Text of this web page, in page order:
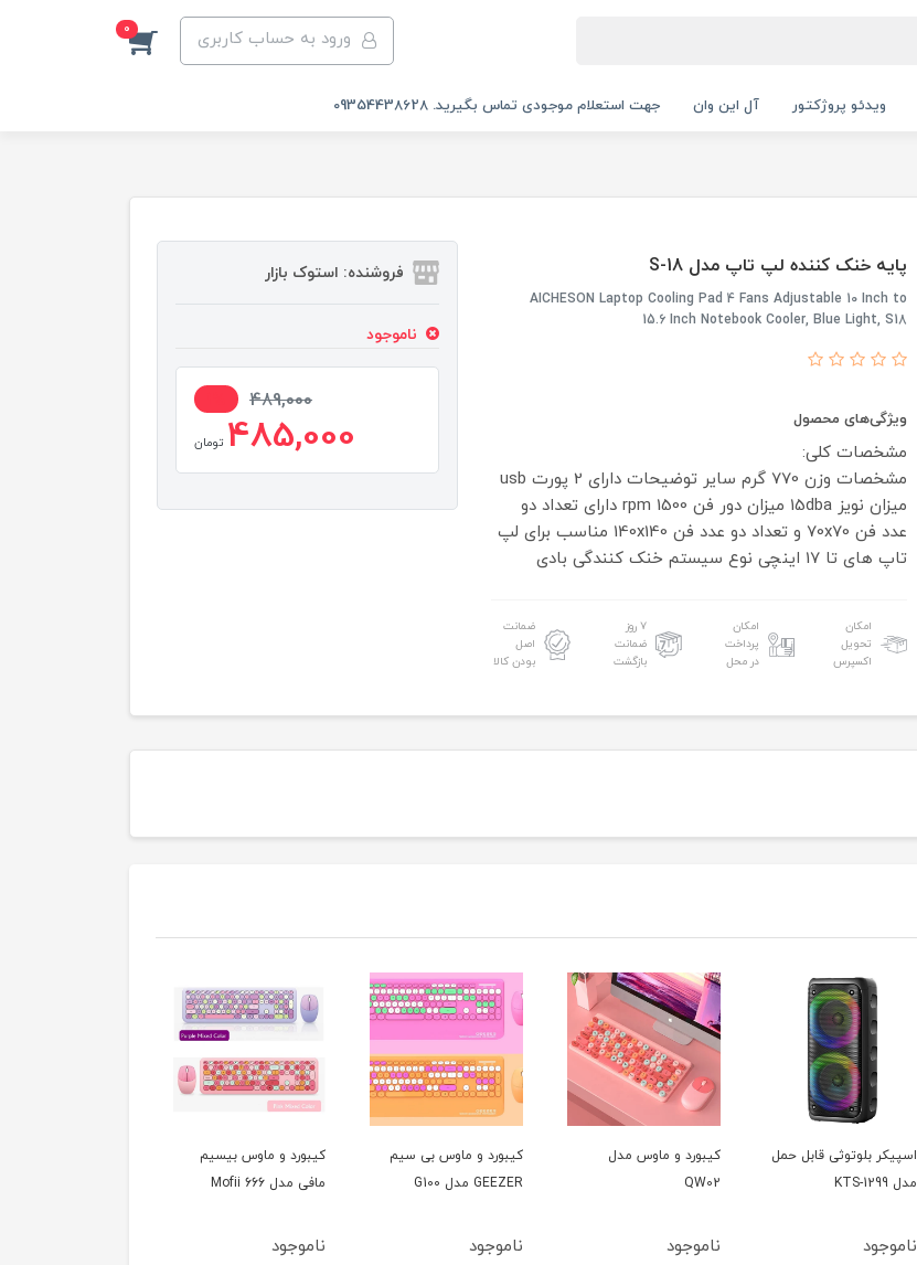
ورود به حساب کاربری 0
ویدئو پروژکتور آل این وان جهت استعلام موجودی تماس بگیرید. 09354438628
پایه خنک کننده لپ تاپ مدل S-18
AICHESON Laptop Cooling Pad 4 Fans Adjustable 10 Inch to
15.6 Inch Notebook Cooler, Blue Light, S18
ویژگی‌های محصول
مشخصات کلی:
مشخصات وزن 770 گرم سایر توضیحات دارای 2 پورت usb
میزان نویز 15dba
میزان دور فن 1500 rpm
دارای تعداد دو
عدد فن 70x70 و تعداد دو عدد فن 140x140
مناسب برای لپ
تاپ های تا 17 اینچی نوع سیستم خنک کنندگی بادی
امکان
تحویل
اکسپرس
امکان
پرداخت
در محل
۷ روز
ضمانت
بازگشت
ضمانت
اصل
بودن کالا
فروشنده: استوک بازار
ناموجود
489,000
485,000 تومان
اسپیکر بلوتوثی قابل حمل
مدل KTS-1299
ناموجود
کیبورد و ماوس مدل
QW02
ناموجود
کیبورد و ماوس بی سیم
GEEZER مدل G100
ناموجود
کیبورد و ماوس بیسیم
مافی مدل 666 Mofii
ناموجود